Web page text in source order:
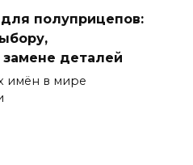
для полуприцепов:
деталей
имён в мире